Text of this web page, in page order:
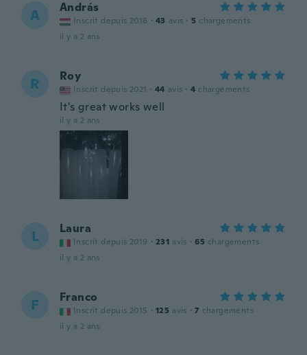
A András
Inscrit depuis 2016 · 43 avis · 5 chargements
il y a 2 ans
R Roy
Inscrit depuis 2021 · 44 avis · 4 chargements
It's great works well
il y a 2 ans
L Laura
Inscrit depuis 2019 · 231 avis · 65 chargements
il y a 2 ans
F Franco
Inscrit depuis 2015 · 125 avis · 7 chargements
il y a 2 ans